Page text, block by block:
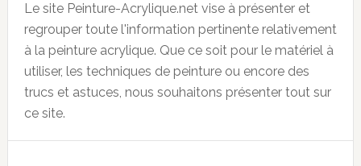
Le site Peinture-Acrylique.net vise à présenter et
regrouper toute l'information pertinente relativement
à la peinture acrylique. Que ce soit pour le matériel à
utiliser, les techniques de peinture ou encore des
trucs et astuces, nous souhaitons présenter tout sur
ce site.